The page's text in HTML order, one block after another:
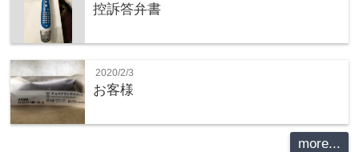
控訴答弁書
2020/2/3
お客様
more...